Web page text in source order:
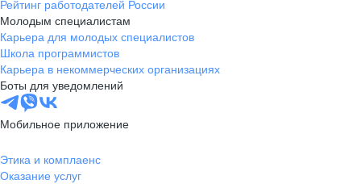
Рейтинг работодателей России
Молодым специалистам
Карьера для молодых специалистов
Школа программистов
Карьера в некоммерческих организациях
Боты для уведомлений
Мобильное приложение
Этика и комплаенс
Оказание услуг